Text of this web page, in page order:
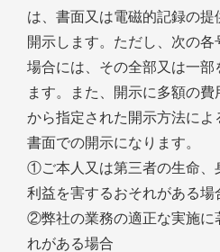
は、書面又は電磁的記録の
開示します。ただし、次の
場合には、その全部又は一部
ます。また、開示に多額の費
から指定された開示方法によ
書面での開示になります。
①ご本人又は第三者の生命、
利益を害するおそれがある場
②弊社の業務の適正な実施に
れがある場合